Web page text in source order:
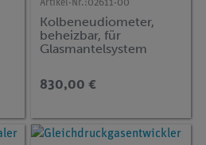
Artikel-Nr.:02611-00
Kolbeneudiometer,
beheizbar, für
Glasmantelsystem
830,00 €